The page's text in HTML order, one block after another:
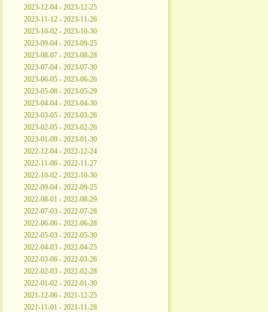
2023-12-04 - 2023-12-25
2023-11-12 - 2023-11-26
2023-10-02 - 2023-10-30
2023-09-04 - 2023-09-25
2023-08-07 - 2023-08-28
2023-07-04 - 2023-07-30
2023-06-05 - 2023-06-26
2023-05-08 - 2023-05-29
2023-04-04 - 2023-04-30
2023-03-05 - 2023-03-26
2023-02-05 - 2023-02-26
2023-01-09 - 2023-01-30
2022-12-04 - 2022-12-24
2022-11-06 - 2022-11-27
2022-10-02 - 2022-10-30
2022-09-04 - 2022-09-25
2022-08-01 - 2022-08-29
2022-07-03 - 2022-07-28
2022-06-06 - 2022-06-28
2022-05-03 - 2022-05-30
2022-04-03 - 2022-04-25
2022-03-06 - 2022-03-26
2022-02-03 - 2022-02-28
2022-01-02 - 2022-01-30
2021-12-06 - 2021-12-25
2021-11-01 - 2021-11-28